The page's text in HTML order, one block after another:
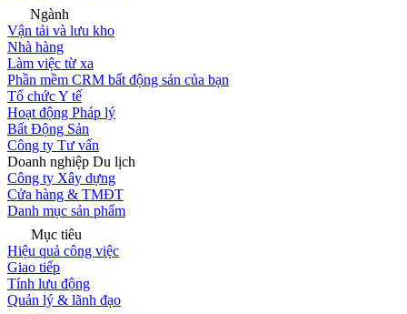
Ngành
Vận tải và lưu kho
Nhà hàng
Làm việc từ xa
Phần mềm CRM bất động sản của bạn
Tổ chức Y tế
Hoạt động Pháp lý
Bất Động Sản
Công ty Tư vấn
Doanh nghiệp Du lịch
Công ty Xây dựng
Cửa hàng & TMĐT
Danh mục sản phẩm
Mục tiêu
Hiệu quả công việc
Giao tiếp
Tính lưu động
Quản lý & lãnh đạo